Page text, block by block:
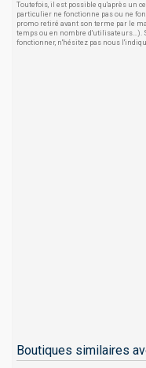
Toutefois, il est possible qu'après un
particulier ne fonctionne pas ou ne
promo retiré avant son terme par le
temps ou en nombre d'utilisateurs...).
fonctionner, n'hésitez pas nous
Boutiques similaires